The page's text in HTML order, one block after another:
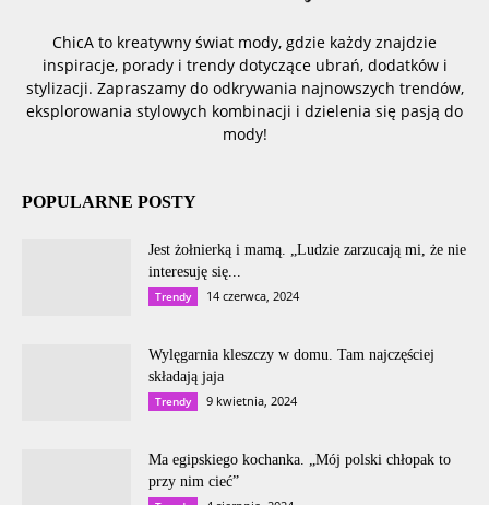
ChicA to kreatywny świat mody, gdzie każdy znajdzie
inspiracje, porady i trendy dotyczące ubrań, dodatków i
stylizacji. Zapraszamy do odkrywania najnowszych trendów,
eksplorowania stylowych kombinacji i dzielenia się pasją do
mody!
POPULARNE POSTY
Jest żołnierką i mamą. „Ludzie zarzucają mi, że nie
interesuję się...
Trendy 14 czerwca, 2024
Wylęgarnia kleszczy w domu. Tam najczęściej
składają jaja
Trendy 9 kwietnia, 2024
Ma egipskiego kochanka. „Mój polski chłopak to
przy nim cieć”